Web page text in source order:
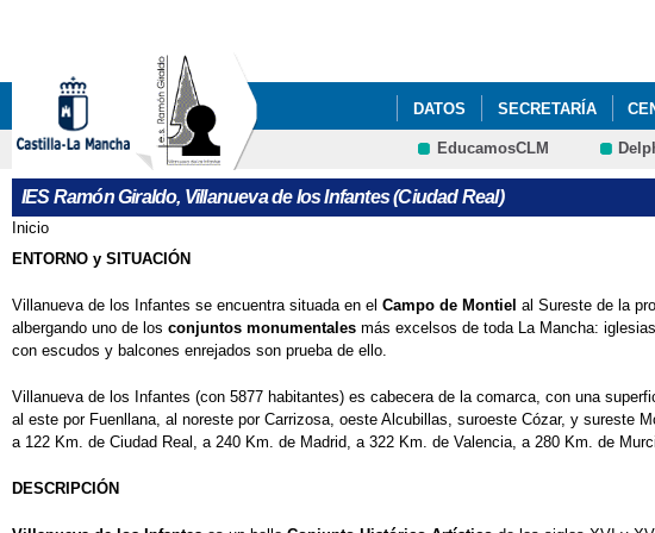
DATOS SECRETARÍA
EducamosCLM
IES Ramón Giraldo, Villanueva de los Infantes (Ciudad Real)
Se encuentra usted aquí
Inicio
ENTORNO y SITUACIÓN
Villanueva de los Infantes se encuentra situada en el Campo de Montiel al Sureste de la
albergando uno de los conjuntos monumentales más excelsos de toda La Mancha:
con escudos y balcones enrejados son prueba de ello.
Villanueva de los Infantes (con 5877 habitantes) es cabecera de la comarca, con una
al este por Fuenllana, al noreste por Carrizosa, oeste Alcubillas, suroeste Cózar, y sureste
a 122 Km. de Ciudad Real, a 240 Km. de Madrid, a 322 Km. de Valencia, a 280 Km. de
DESCRIPCIÓN